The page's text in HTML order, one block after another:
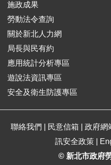
施政成果
勞動法令查詢
關於新北人力網
局長與民有約
應用統計分析專區
遊說法資訊專區
安全及衛生防護專區
聯絡我們 民意信箱 政府網
訊安全政策
© 新北市政府